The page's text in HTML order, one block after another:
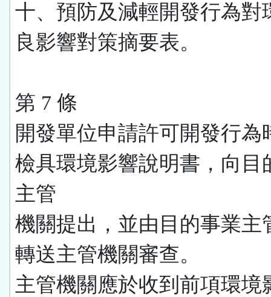
十、預防及減輕開發行為對
良影響對策摘要表。
第 7 條
開發單位申請許可開發行為
檢具環境影響說明書，向目
主管
機關提出，並由目的事業主
轉送主管機關審查。
主管機關應於收到前項環境